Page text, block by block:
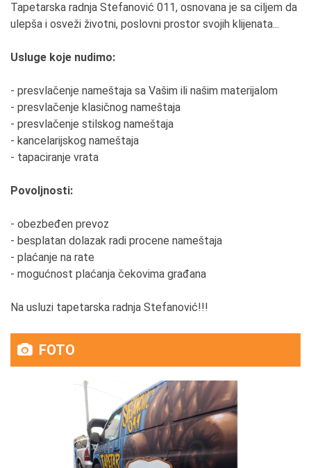
Tapetarska radnja Stefanović 011, osnovana je sa ciljem da
ulepša i osveži životni, poslovni prostor svojih klijenata...
Usluge koje nudimo:
- presvlačenje nameštaja sa Vašim ili našim materijalom
- presvlačenje klasičnog nameštaja
- presvlačenje stilskog nameštaja
- kancelarijskog nameštaja
- tapaciranje vrata
Povoljnosti:
- obezbeđen prevoz
- besplatan dolazak radi procene nameštaja
- plaćanje na rate
- mogućnost plaćanja čekovima građana
Na usluzi tapetarska radnja Stefanović!!!
FOTO